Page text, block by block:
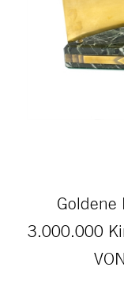
3.000.000